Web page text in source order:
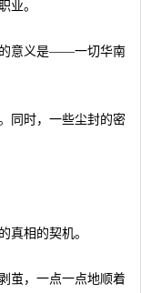
业。
的意义是——一切华南
同时，一些尘封的密
真相的契机。
茧，一点一点地顺着